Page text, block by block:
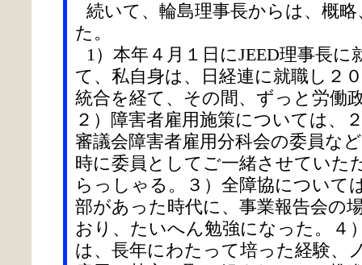
続いて、輪島理事長からは、概
た。
1）本年４月１日にJEED理事長
て、私自身は、日経連に就職し２
統合を経て、その間、ずっと労働
２）障害者雇用施策については、
審議会障害者雇用分科会の委員な
時に委員としてご一緒させていた
らっしゃる。３）全障協について
部があった時代に、事業報告会の
おり、たいへん勉強になった。４
は、長年にわたって培った経験、